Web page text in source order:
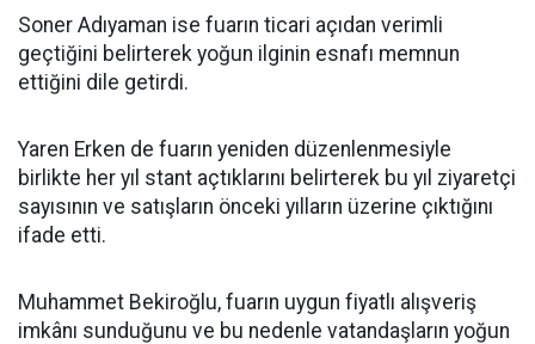
Soner Adıyaman ise fuarın ticari açıdan verimli
geçtiğini belirterek yoğun ilginin esnafı memnun
ettiğini dile getirdi.
Yaren Erken de fuarın yeniden düzenlenmesiyle
birlikte her yıl stant açtıklarını belirterek bu yıl ziyaretçi
sayısının ve satışların önceki yılların üzerine çıktığını
ifade etti.
Muhammet Bekiroğlu, fuarın uygun fiyatlı alışveriş
imkânı sunduğunu ve bu nedenle vatandaşların yoğun